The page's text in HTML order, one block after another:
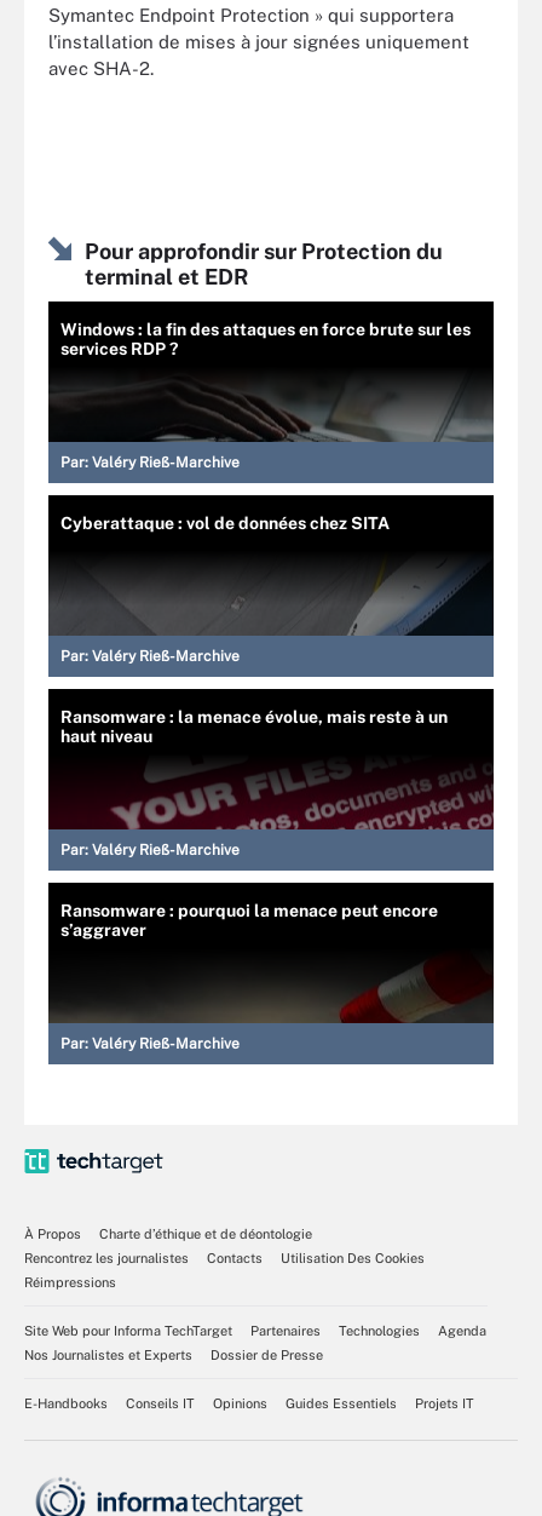
Symantec Endpoint Protection » qui supportera
l’installation de mises à jour signées uniquement
avec SHA-2.
Pour approfondir sur Protection du
terminal et EDR
Windows : la fin des attaques en force brute sur les
services RDP ?
Par: Valéry Rieß-Marchive
Cyberattaque : vol de données chez SITA
Par: Valéry Rieß-Marchive
Ransomware : la menace évolue, mais reste à un
haut niveau
Par: Valéry Rieß-Marchive
Ransomware : pourquoi la menace peut encore
s’aggraver
Par: Valéry Rieß-Marchive
À Propos
Charte d’éthique et de déontologie
Rencontrez les journalistes
Contacts
Utilisation Des Cookies
Réimpressions
Site Web pour Informa TechTarget Partenaires Technologies
Agenda
Nos Journalistes et Experts
Dossier de Presse
E-Handbooks Conseils IT Opinions Guides Essentiels Projets IT